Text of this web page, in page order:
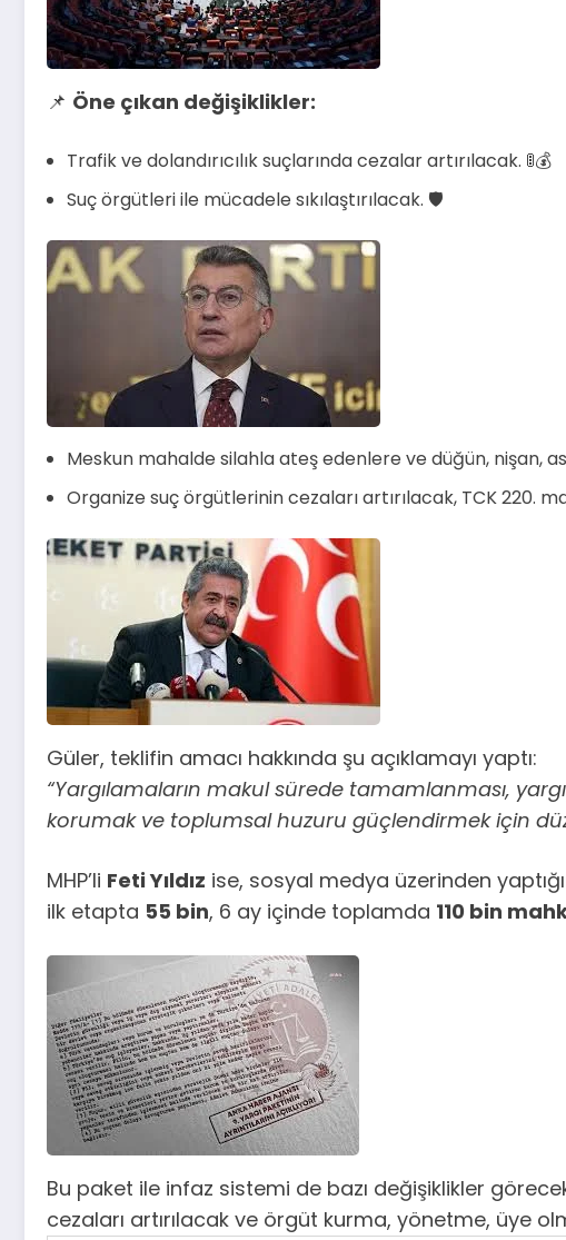
📌 Öne çıkan değişiklikler:
Trafik ve dolandırıcılık suçlarında cezalar artırılacak. 🚦💰
Suç örgütleri ile mücadele sıkılaştırılacak. 🛡️
Meskun mahalde silahla ateş edenlere ve düğün, nişan,
Organize suç örgütlerinin cezaları artırılacak, TCK 220.
Güler, teklifin amacı hakkında şu açıklamayı yaptı:
“Yargılamaların makul sürede tamamlanması,
korumak ve toplumsal huzuru güçlendirmek için
MHP’li Feti Yıldız ise, sosyal medya üzerinden
ilk etapta 55 bin, 6 ay içinde toplamda 110 bin
Bu paket ile infaz sistemi de bazı değişiklikler
cezaları artırılacak ve örgüt kurma, yönetme, üye